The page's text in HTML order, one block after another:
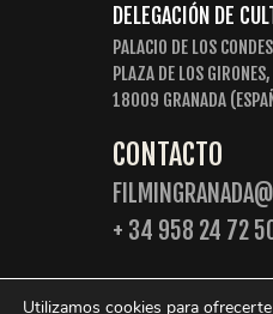
DELEGACIÓN DE
PALACIO DE LOS
PLAZA DE LOS
18009 GRANADA
CONTACTO
+ 34 958 24 72
SIGUENOS:
Utilizamos cookies para